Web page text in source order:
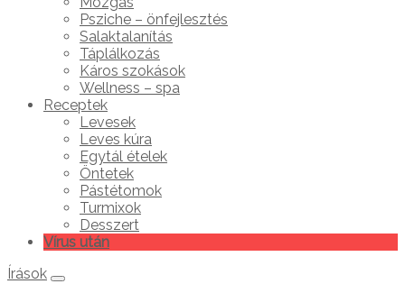
Psziche – önfejlesztés
Salaktalanítás
Táplálkozás
Káros szokások
Wellness – spa
Receptek
Levesek
Leves kúra
Egytál ételek
Öntetek
Pástétomok
Turmixok
Desszert
Vírus után
Írások